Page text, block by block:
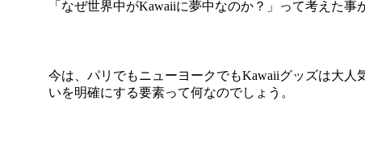
「なぜ世界中がKawaiiに夢中なのか？」って考えた
今は、パリでもニューヨークでもKawaiiグッズは大人
いを明確にする要素って何なのでしょう。